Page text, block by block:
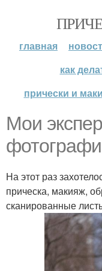
главная
как
прически и
Мои
На этот раз
прическа, макияж,
сканированные